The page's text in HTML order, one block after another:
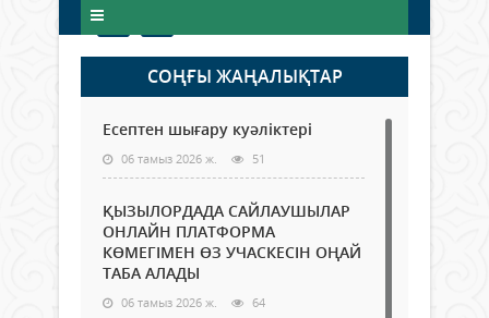
СОҢҒЫ ЖАҢАЛЫҚТАР
Есептен шығару куәліктері
06 тамыз 2026 ж. 51
ҚЫЗЫЛОРДАДА САЙЛАУШЫЛАР
ОНЛАЙН ПЛАТФОРМА
КӨМЕГІМЕН ӨЗ УЧАСКЕСІН ОҢАЙ
ТАБА АЛАДЫ
06 тамыз 2026 ж. 64